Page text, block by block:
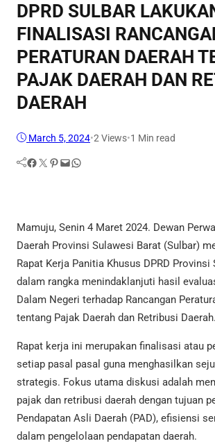
DPRD SULBAR
FINALISASI
PERATURAN DAERAH
PAJAK DAERAH DAN
DAERAH
March 5, 2024•2 Views•1 Min read
Facebook Twitter Pinterest Mail WhatsApp
Mamuju, Senin 4 Maret 2024. Dewan
Daerah Provinsi Sulawesi Barat (Sulbar)
Rapat Kerja Panitia Khusus DPRD Provinsi
dalam rangka menindaklanjuti hasil
Dalam Negeri terhadap Rancangan
tentang Pajak Daerah dan Retribusi Daerah.
Rapat kerja ini merupakan finalisasi atau
setiap pasal pasal guna menghasilkan
strategis. Fokus utama diskusi adalah
pajak dan retribusi daerah dengan tujuan
Pendapatan Asli Daerah (PAD), efisiensi
dalam pengelolaan pendapatan daerah.